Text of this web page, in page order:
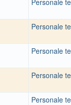
Personale
Personale
Personale
Personale
Personale